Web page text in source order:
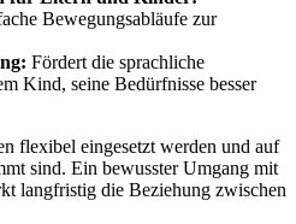
Bewegungsabläufe zur
Fördert die sprachliche
Kind, seine Bedürfnisse besser
flexibel eingesetzt werden und auf
sind. Ein bewusster Umgang mit
langfristig die Beziehung zwischen